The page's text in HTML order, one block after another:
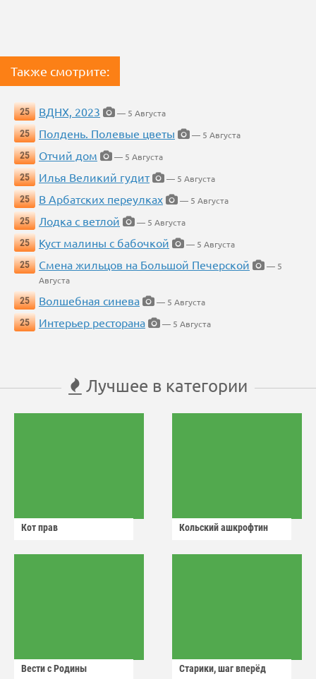
Также смотрите:
25 ВДНХ, 2023
— 5 Августа
25
Полдень. Полевые цветы
— 5 Августа
25
Отчий дом
— 5 Августа
25
Илья Великий гудит
— 5 Августа
25
В Арбатских переулках
— 5 Августа
25
Лодка с ветлой
— 5 Августа
25
Куст малины с бабочкой
— 5 Августа
25
Смена жильцов на Большой Печерской
— 5
Августа
25
Волшебная синева
— 5 Августа
25
Интерьер ресторана — 5 Августа
Лучшее в категории
Кот прав Кольский ашкрофтин
Вести с Родины Старики, шаг вперёд